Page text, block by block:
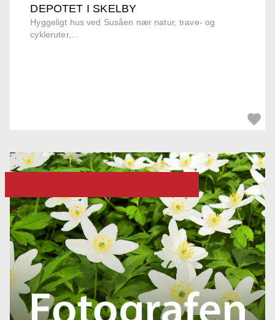
DEPOTET I SKELBY
Hyggeligt hus ved Susåen nær natur, trave- og
cykleruter,...